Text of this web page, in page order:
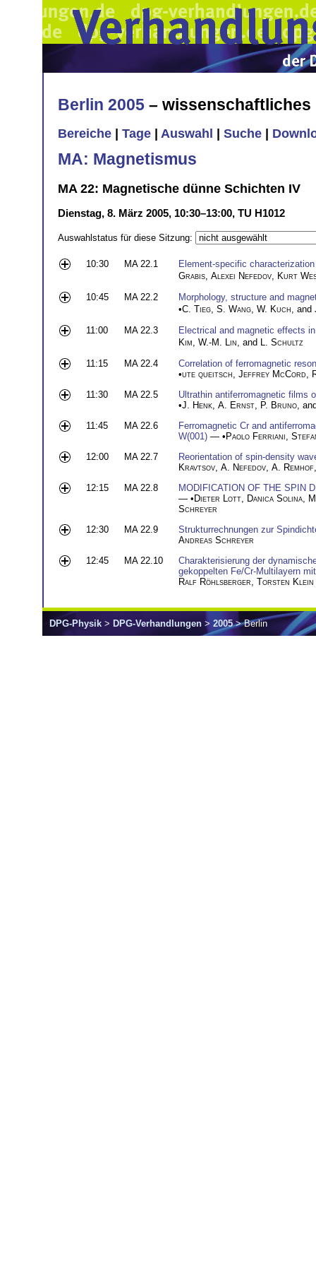
Berlin 2005 – wissenschaftliches
Bereiche Tage Auswahl Suche
MA: Magnetismus
MA 22: Magnetische dünne Schichten IV
Dienstag, 8. März 2005, 10:30–13:00, TU H1012
Auswahlstatus für diese Sitzung:
10:30 MA 22.1
Element-specific
Grabis, Alexei Nefedov, Kurt
10:45
MA 22.2
Morphology, structure and
•C. Tieg, S. Wang, W. Kuch, and
11:00
MA 22.3
Electrical and magnetic effects
Kim, W.-M. Lin, and L. Schultz
11:15
MA 22.4
Correlation of ferromagnetic
•ute queitsch Jeffrey McCord
11:30
MA 22.5
Ultrathin antiferromagnetic films
•J. Henk A. Ernst P. Bruno ,
11:45
MA 22.6
Ferromagnetic Cr and
W(001) — •Paolo Ferriani
12:00
MA 22.7
Reorientation of spin-density
Kravtsov A. Nefedov A. Remhof
12:15
MA 22.8
MODIFICATION OF THE SPIN
— •Dieter Lott Danica Solina
Schreyer
12:30
MA 22.9
Strukturrechnungen zur
Andreas Schreyer
12:45
MA 22.10
Charakterisierung der
gekoppelten Fe/Cr-Multilayern
Ralf Röhlsberger Torsten Klein
DPG-Physik > DPG-Verhandlungen > 2005> Berlin